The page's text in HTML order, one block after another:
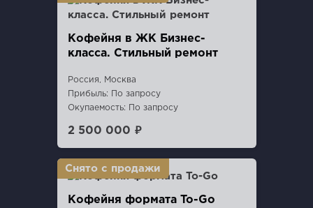
Кофейня в ЖК Бизнес-
класса. Стильный ремонт
Россия, Москва
Прибыль: По запросу
Окупаемость: По запросу
2 500 000 ₽
Кофейня формата To-Go